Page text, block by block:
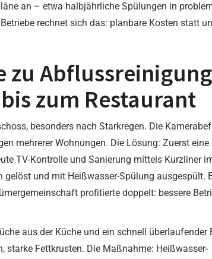
an – etwa halbjährliche Spülungen in
rechnet sich das: planbare Kosten statt
zu
zum Restaurant
besonders nach Starkregen. Die
mehrerer Wohnungen. Die Lösung: Zuerst eine
TV-Kontrolle und Sanierung mittels Kurzliner
und mit Heißwasser-Spülung ausgespült.
profitierte doppelt: bessere
aus der Küche und ein schnell überlaufender
starke Fettkrusten. Die Maßnahme: Heißwasser-